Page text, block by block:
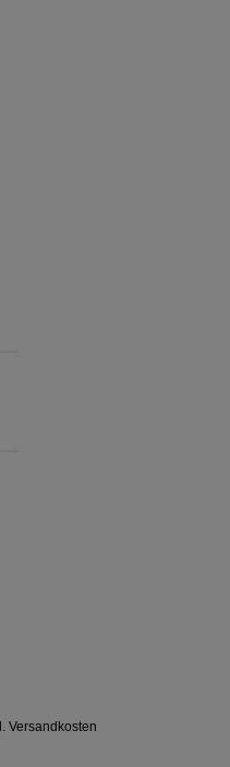
Versandkosten